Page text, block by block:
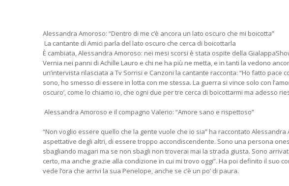
Alessandra Amoroso: “Dentro di me c’è ancora un lato oscuro che mi boicotta”
La cantante di Amici parla del lato oscuro che cerca di boicottarla
È cambiata, Alessandra Amoroso: nei mesi scorsi è stata ospite della
Vernia nei panni di Achille Lauro e chi ne ha più ne metta, e in tanti la vedono
un’intervista rilasciata a Tv Sorrisi e Canzoni la cantante racconta: “Ho fatto pace
sono, ho smesso di essere in lotta con me stessa. La guerra si vince solo con
oscuro’, come lo chiamo io, che ogni due per tre cerca di boicottarmi ma adesso
Alessandra Amoroso e il compagno Valerio: “Amore sano e rispettoso”
“Non voglio essere quello che la gente vuole che io sia” ha raccontato
aspettative degli altri, di essere troppo accondiscendente. Sono una persona
sbagliando magari ma se non sbagli non troverai mai la strada giusta. Sono
certo, ma anche grazie alla condizione in cui mi trovo oggi”. Ha poi definito il suo
vede l’ora che arrivi la sua Penelope, anche se c’è un po’ di paura.